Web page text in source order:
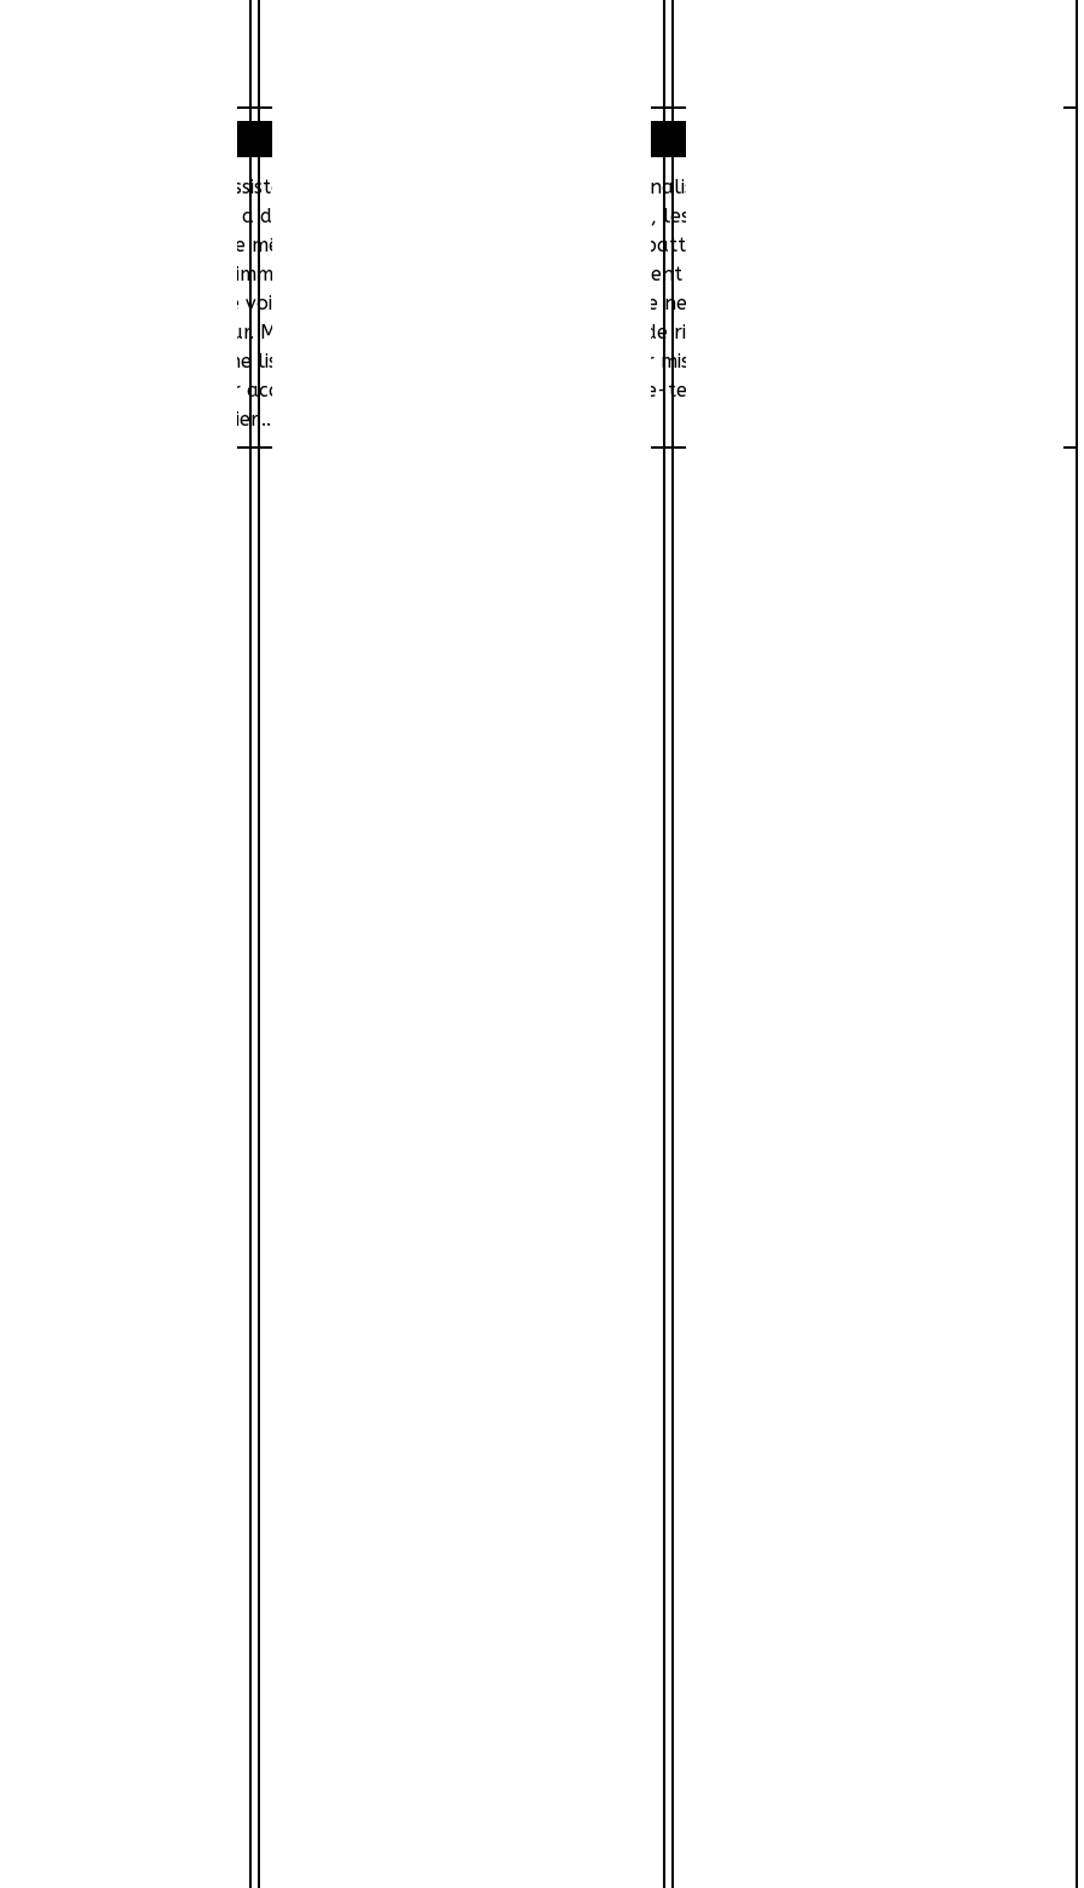
de la Bastille, Mo assiste à une altercation entre Gildas, un journaliste de 25 ans et M. Lemoine,
hôtel. Le jeune homme a dénoncé dans sa gazette «Vérité Bastille», les conditions dans lesquelles il logeait ses
plupart des immigrés... Le même soir, Mo apprend que Gildas a été abattu chez lui de deux balles de chevrotine.
les habitants de l'immeuble ; ils n'ont rien entendu. Tous s'étaient réunis pour faire la fête. Tous, à
Briand, la vieille voisine de palier de la victime. Solitaire, elle ne voyait que lui et Billy Lisieux, le petit
de l'étage supérieur. Mais elle aussi déclare ne s'être aperçue de rien, étant sous l'effet de somnifères. Au
policiers établissent une liste de suspects, des résidents du quartier mis en cause dans le journal de Gildas.
Moreau, un imprimeur accusé d'avoir harcelé ses employées. Entre-temps, une femme vient déclarer la
fils, un apprenti cuisinier...